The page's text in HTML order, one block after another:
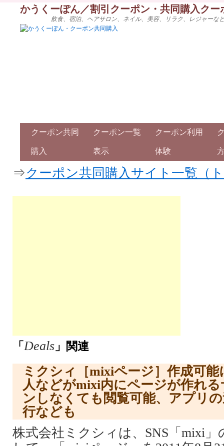
かうくーぽん／割引クーポン・共同購入ク
飲食、宿泊、ヘアサロン、ネイル、美容、リラク、レジャー
クーポン共同
購入
クーポン一覧
表示
クーポン利用
体験
⇒クーポン共同購入サイト一覧（
「Deals 」関連
ミクシィ［mixiページ］作成可
人などがmixi内にページが作れ
ンしなくても閲覧可能、アプリ
行なども
株式会社ミクシィは、SNS「mixi